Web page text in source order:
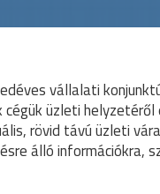
vállalati
üzleti helyzetéről
rövid távú üzleti
álló információkra,